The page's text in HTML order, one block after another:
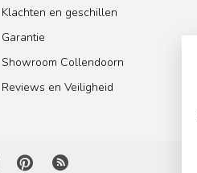
Klachten en geschillen
Garantie
Showroom Collendoorn
Reviews en Veiligheid